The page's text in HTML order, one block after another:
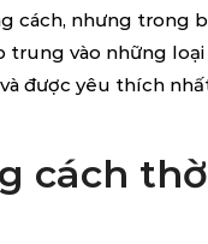
cách, nhưng trong
trung vào những
được yêu thích
cách